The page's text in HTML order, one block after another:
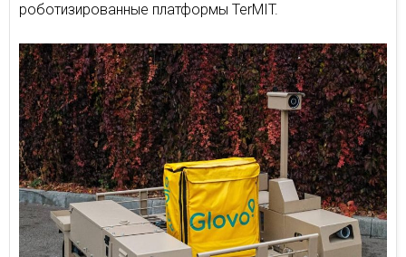
роботизированные платформы TerMIT.